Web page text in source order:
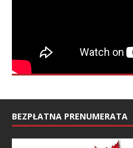
BEZPŁATNA PRENUMERATA